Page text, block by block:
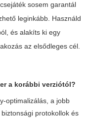
sosem garantál
leginkább. Használd
és alakíts ki egy
az elsődleges cél.
a korábbi verziótól?
optimalizálás, a jobb
protokollok és